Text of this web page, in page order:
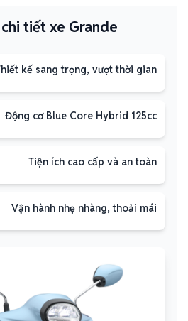
tiết xe Grande
kế sang trọng, vượt thời gian
Động cơ Blue Core Hybrid 125cc
Tiện ích cao cấp và an toàn
Vận hành nhẹ nhàng, thoải mái